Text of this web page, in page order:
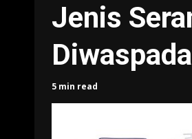
Jenis
5 min read